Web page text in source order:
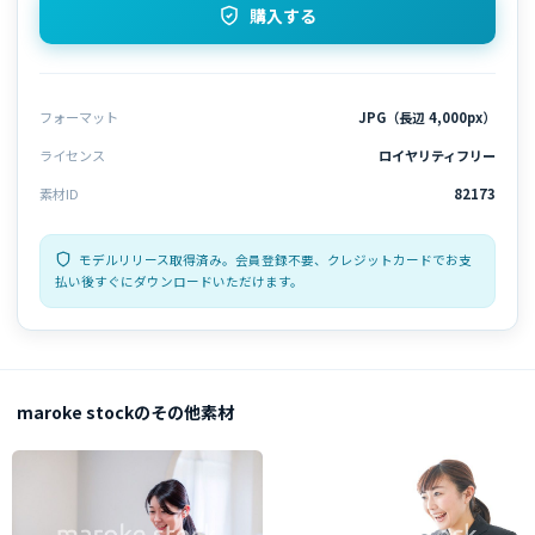
購入する
フォーマット
JPG（長辺 4,000px）
ライセンス
ロイヤリティフリー
素材ID
82173
モデルリリース取得済み。会員登録不要、クレジットカードでお支
払い後すぐにダウンロードいただけます。
maroke stockのその他素材